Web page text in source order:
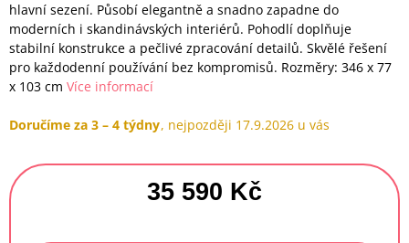
hlavní sezení. Působí elegantně a snadno zapadne do
moderních i skandinávských interiérů. Pohodlí doplňuje
stabilní konstrukce a pečlivé zpracování detailů. Skvělé řešení
pro každodenní používání bez kompromisů. Rozměry: 346 x 77
x 103 cm Více informací
Doručíme za 3 – 4 týdny 17.9.2026
35 590 Kč